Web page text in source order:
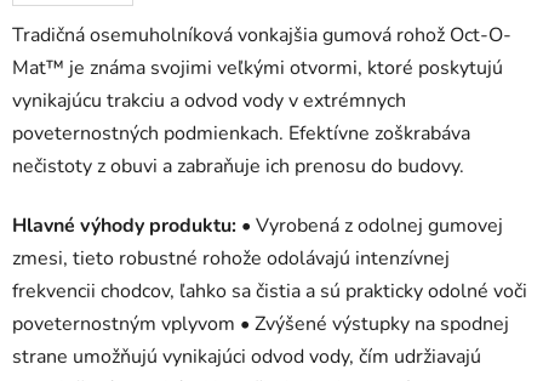
Tradičná osemuholníková vonkajšia gumová rohož Oct-O-
Mat™ je známa svojimi veľkými otvormi, ktoré poskytujú
vynikajúcu trakciu a odvod vody v extrémnych
poveternostných podmienkach. Efektívne zoškrabáva
nečistoty z obuvi a zabraňuje ich prenosu do budovy.
Hlavné výhody produktu: • Vyrobená z odolnej gumovej
zmesi, tieto robustné rohože odolávajú intenzívnej
frekvencii chodcov, ľahko sa čistia a sú prakticky odolné voči
poveternostným vplyvom • Zvýšené výstupky na spodnej
strane umožňujú vynikajúci odvod vody, čím udržiavajú